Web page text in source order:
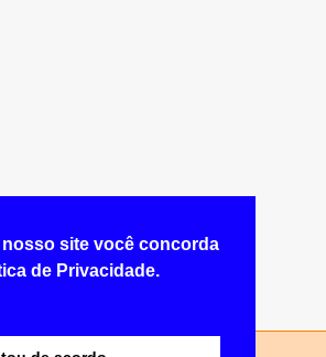
site você concorda
de Privacidade.